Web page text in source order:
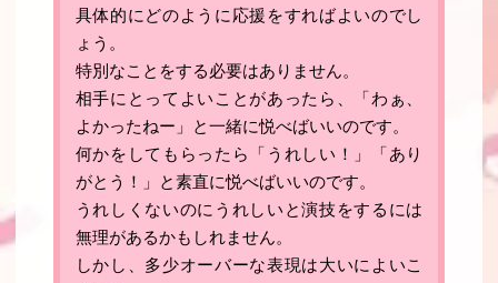
具体的にどのように応援をすればよいのでし
ょう。
特別なことをする必要はありません。
相手にとってよいことがあったら、「わぁ、
よかったねー」と一緒に悦べばいいのです。
何かをしてもらったら「うれしい！」「あり
がとう！」と素直に悦べばいいのです。
うれしくないのにうれしいと演技をするには
無理があるかもしれません。
しかし、多少オーバーな表現は大いによいこ